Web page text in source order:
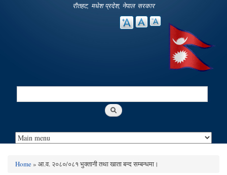
रौतहट, मधेश प्रदेश, नेपाल सरकार
Search
Home» आ.व. २०८०/०८१ भुक्तानी तथा खाता बन्द सम्बन्धमा।